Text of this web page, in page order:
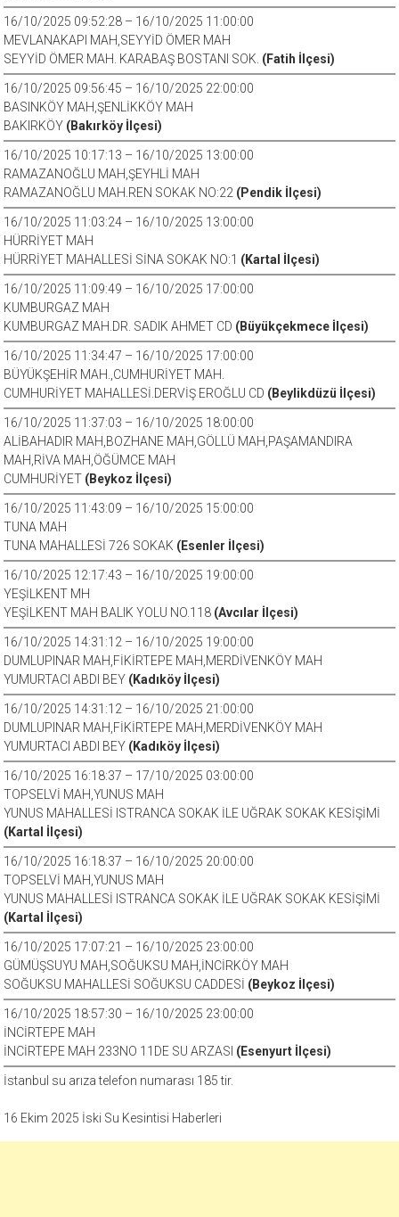
16/10/2025 09:52:28 – 16/10/2025 11:00:00
MEVLANAKAPI MAH,SEYYİD ÖMER MAH
SEYYİD ÖMER MAH. KARABAŞ BOSTANI SOK. (Fatih İlçesi)
16/10/2025 09:56:45 – 16/10/2025 22:00:00
BASINKÖY MAH,ŞENLİKKÖY MAH
BAKIRKÖY (Bakırköy İlçesi)
16/10/2025 10:17:13 – 16/10/2025 13:00:00
RAMAZANOĞLU MAH,ŞEYHLİ MAH
RAMAZANOĞLU MAH.REN SOKAK NO:22 (Pendik İlçesi)
16/10/2025 11:03:24 – 16/10/2025 13:00:00
HÜRRİYET MAH
HÜRRİYET MAHALLESİ SİNA SOKAK NO:1 (Kartal İlçesi)
16/10/2025 11:09:49 – 16/10/2025 17:00:00
KUMBURGAZ MAH
KUMBURGAZ MAH.DR. SADIK AHMET CD (Büyükçekmece İlçesi)
16/10/2025 11:34:47 – 16/10/2025 17:00:00
BÜYÜKŞEHİR MAH.,CUMHURİYET MAH.
CUMHURİYET MAHALLESİ.DERVİŞ EROĞLU CD (Beylikdüzü İlçesi)
16/10/2025 11:37:03 – 16/10/2025 18:00:00
ALİBAHADIR MAH,BOZHANE MAH,GÖLLÜ MAH,PAŞAMANDIRA
MAH,RİVA MAH,ÖĞÜMCE MAH
CUMHURİYET (Beykoz İlçesi)
16/10/2025 11:43:09 – 16/10/2025 15:00:00
TUNA MAH
TUNA MAHALLESİ 726 SOKAK (Esenler İlçesi)
16/10/2025 12:17:43 – 16/10/2025 19:00:00
YEŞİLKENT MH
YEŞİLKENT MAH BALIK YOLU NO.118 (Avcılar İlçesi)
16/10/2025 14:31:12 – 16/10/2025 19:00:00
DUMLUPINAR MAH,FİKİRTEPE MAH,MERDİVENKÖY MAH
YUMURTACI ABDI BEY (Kadıköy İlçesi)
16/10/2025 14:31:12 – 16/10/2025 21:00:00
DUMLUPINAR MAH,FİKİRTEPE MAH,MERDİVENKÖY MAH
YUMURTACI ABDI BEY (Kadıköy İlçesi)
16/10/2025 16:18:37 – 17/10/2025 03:00:00
TOPSELVİ MAH,YUNUS MAH
YUNUS MAHALLESİ ISTRANCA SOKAK İLE UĞRAK SOKAK KESİŞİMİ
(Kartal İlçesi)
16/10/2025 16:18:37 – 16/10/2025 20:00:00
TOPSELVİ MAH,YUNUS MAH
YUNUS MAHALLESİ ISTRANCA SOKAK İLE UĞRAK SOKAK KESİŞİMİ
(Kartal İlçesi)
16/10/2025 17:07:21 – 16/10/2025 23:00:00
GÜMÜŞSUYU MAH,SOĞUKSU MAH,İNCİRKÖY MAH
SOĞUKSU MAHALLESİ SOĞUKSU CADDESİ (Beykoz İlçesi)
16/10/2025 18:57:30 – 16/10/2025 23:00:00
İNCİRTEPE MAH
İNCİRTEPE MAH 233NO 11DE SU ARZASI (Esenyurt İlçesi)
İstanbul su arıza telefon numarası 185 tir.
16 Ekim 2025 İski Su Kesintisi Haberleri